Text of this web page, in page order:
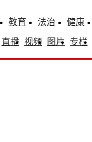
教育 法治 健康
直播 视频 图片 专栏